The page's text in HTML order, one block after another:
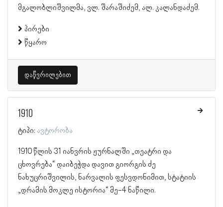
მგალობლიშვილმა, ვლ. შარაშიძემ, ალ. კალანდაძემ.
პირები
წყარო
დაწვრილებით
1910
ტიპი: ავტორობა
1910 წლის 31 იანვრის ჟურნალში „თეატრი და
ცხოვრება“ დაიბეჭდა დავით გიორგის ძე
ნახუცრიშვილის, ნარვალის ფესვდონიმით, სტატიის
„დრამის მოკლე ისტორია“ მე-4 ნაწილი.